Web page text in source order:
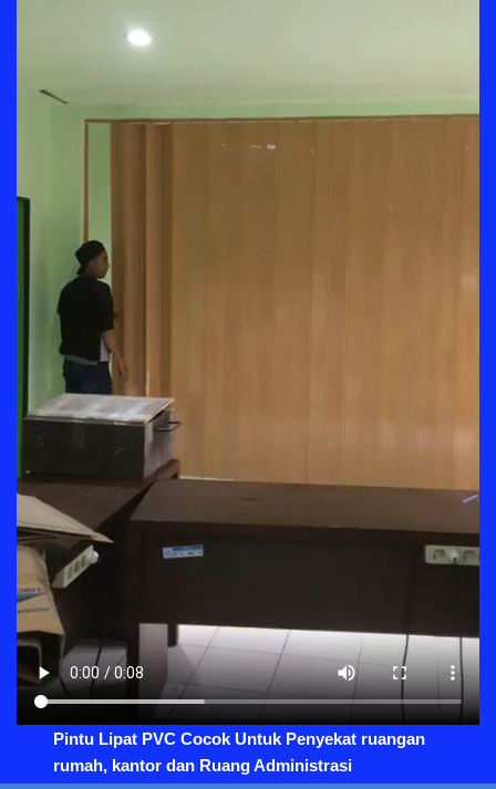
Pintu Lipat PVC Cocok Untuk Penyekat ruangan
rumah, kantor dan Ruang Administrasi